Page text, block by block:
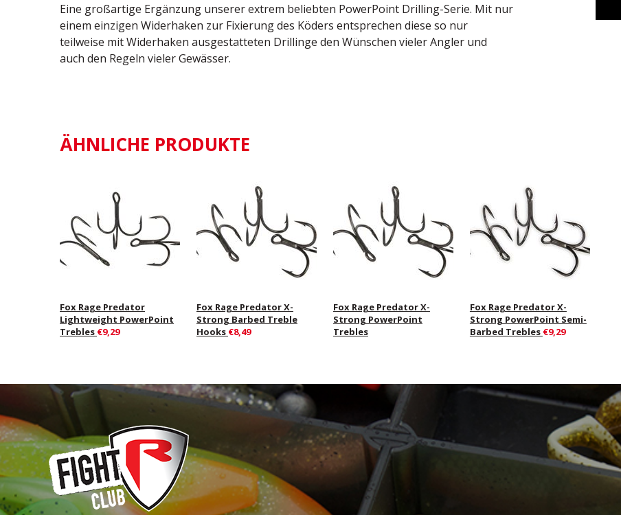
Eine großartige Ergänzung unserer extrem beliebten PowerPoint Drilling-Serie. Mit nur
einem einzigen Widerhaken zur Fixierung des Köders entsprechen diese so nur
teilweise mit Widerhaken ausgestatteten Drillinge den Wünschen vieler Angler und
auch den Regeln vieler Gewässer.
ÄHNLICHE PRODUKTE
Fox Rage Predator
Lightweight PowerPoint
Trebles €9,29
Fox Rage Predator X-
Strong Barbed Treble
Hooks €8,49
Fox Rage Predator X-
Strong PowerPoint
Trebles
Fox Rage Predator X-
Strong PowerPoint Semi-
Barbed Trebles €9,29